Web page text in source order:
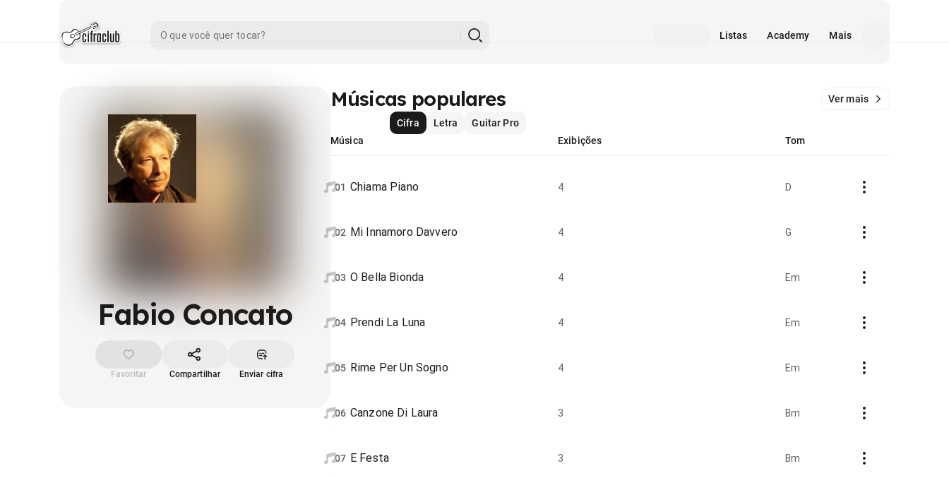
Listas Academy Mais
Fabio Concato
Favoritar Compartilhar Enviar cifra
Músicas populares Ver mais
Cifra Letra
Guitar Pro
Música
Exibições Tom
01 Chiama Piano 4 D
02 Mi Innamoro Davvero 4 G
03 O Bella Bionda 4 Em
04 Prendi La Luna 4 Em
05 Rime Per Un Sogno 4 Em
06 Canzone Di Laura 3 Bm
07 E Festa 3 Bm